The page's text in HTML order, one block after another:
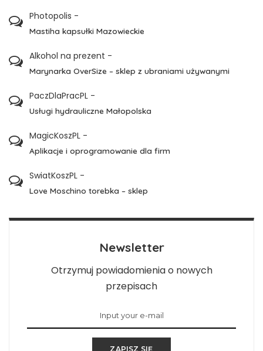
Photopolis -
Mastiha kapsułki Mazowieckie
Alkohol na prezent -
Marynarka OverSize – sklep z ubraniami używanymi
PaczDlaPracPL -
Usługi hydrauliczne Małopolska
MagicKoszPL -
Aplikacje i oprogramowanie dla firm
SwiatKoszPL -
Love Moschino torebka – sklep
Newsletter
Otrzymuj powiadomienia o nowych
przepisach
ZAPISZ SIĘ